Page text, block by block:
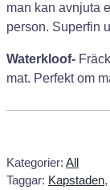
man kan avnjuta
person. Superfin
Waterkloof-
mat. Perfekt om
Kategorier: All
Taggar: Kapstaden,